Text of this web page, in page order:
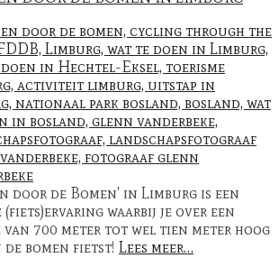
door de Bomen' in Limburg is een
(fiets)ervaring waarbij je over een
700 meter tot wel tien meter hoog
de bomen fietst! Lees meer…